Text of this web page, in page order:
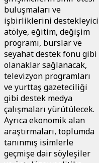
buluşmaları ve
işbirliklerini destekleyici
atölye, eğitim, değişim
programı, burslar ve
seyahat destek fonu gibi
olanaklar sağlanacak,
televizyon programları
ve yurttaş gazeteciliği
gibi destek medya
çalışmaları yürütülecek.
Ayrıca ekonomik alan
araştırmaları, toplumda
tanınmış isimlerle
geçmişe dair söyleşiler